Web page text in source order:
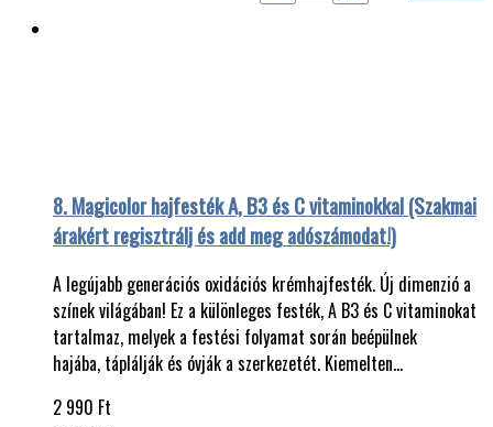
8. Magicolor hajfesték A, B3 és C vitaminokkal (Szakmai
árakért regisztrálj és add meg adószámodat!)
A legújabb generációs oxidációs krémhajfesték. Új dimenzió a
színek világában! Ez a különleges festék, A B3 és C vitaminokat
tartalmaz, melyek a festési folyamat során beépülnek
hajába, táplálják és óvják a szerkezetét. Kiemelten…
2 990 Ft